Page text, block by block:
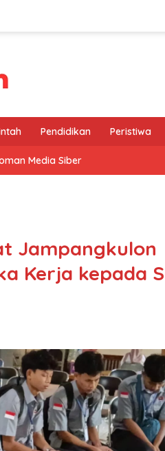
Pendidikan Peristiwa
Media Siber
Jampangkulon
Kerja kepada